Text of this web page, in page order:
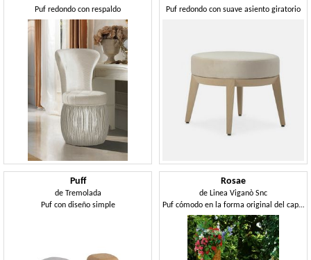
Puf redondo con respaldo
Puf redondo con suave asiento giratorio
Puff
de Tremolada
Puf con diseño simple
Rosae
de Linea Viganò Snc
Puf cómodo en la forma original del capullo de rosa